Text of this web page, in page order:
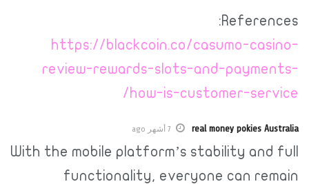
References:
https://blackcoin.co/casumo-casino-
review-rewards-slots-and-payments-
how-is-customer-service/
real money pokies Australia 7 أشهر ago
With the mobile platform’s stability and full
functionality, everyone can remain